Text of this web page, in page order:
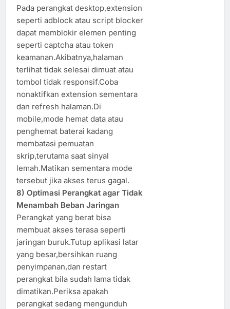
Pada perangkat desktop,extension
seperti adblock atau script blocker
dapat memblokir elemen penting
seperti captcha atau token
keamanan.Akibatnya,halaman
terlihat tidak selesai dimuat atau
tombol tidak responsif.Coba
nonaktifkan extension sementara
dan refresh halaman.Di
mobile,mode hemat data atau
penghemat baterai kadang
membatasi pemuatan
skrip,terutama saat sinyal
lemah.Matikan sementara mode
tersebut jika akses terus gagal.
8) Optimasi Perangkat agar Tidak
Menambah Beban Jaringan
Perangkat yang berat bisa
membuat akses terasa seperti
jaringan buruk.Tutup aplikasi latar
yang besar,bersihkan ruang
penyimpanan,dan restart
perangkat bila sudah lama tidak
dimatikan.Periksa apakah
perangkat sedang mengunduh